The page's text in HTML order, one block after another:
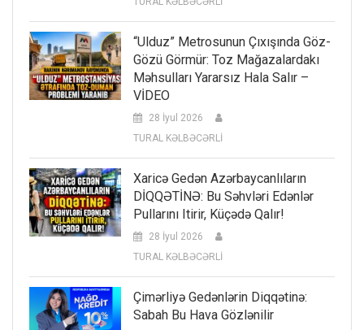
“Ulduz” Metrosunun Çıxışında Göz-
Gözü Görmür: Toz Mağazalardakı
Məhsulları Yararsız Hala Salır –
VİDEO
28 İyul 2026
TURAL KƏLBƏCƏRLİ
Xaricə Gedən Azərbaycanlıların
DİQQƏTİNƏ: Bu Səhvləri Edənlər
Pullarını Itirir, Küçədə Qalır!
28 İyul 2026
TURAL KƏLBƏCƏRLİ
Çimərliyə Gedənlərin Diqqətinə:
Sabah Bu Hava Gözlənilir